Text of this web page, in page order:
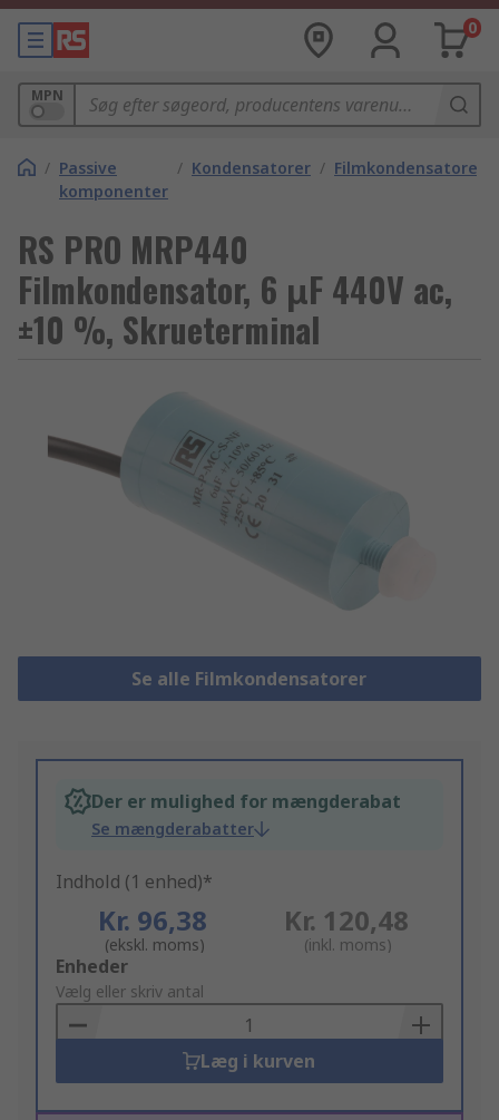
0
MPN
/ Passive
komponenter
/ Kondensatorer / Filmkondensatorer
RS PRO MRP440
Filmkondensator, 6 μF 440V ac,
±10 %, Skrueterminal
Se alle Filmkondensatorer
Der er mulighed for mængderabat
Se mængderabatter
Indhold (1 enhed)*
Kr. 96,38
(ekskl. moms)
Kr. 120,48
(inkl. moms)
Add
to
Basket
Enheder
Vælg eller skriv antal
Læg i kurven